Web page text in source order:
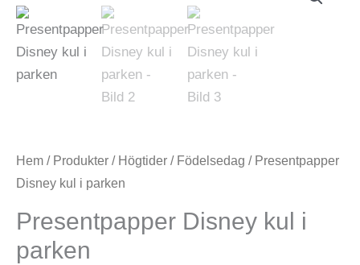
Hem / Produkter / Högtider / Födelsedag / Presentpapper
Disney kul i parken
Presentpapper Disney kul i
parken
kul
i
parken